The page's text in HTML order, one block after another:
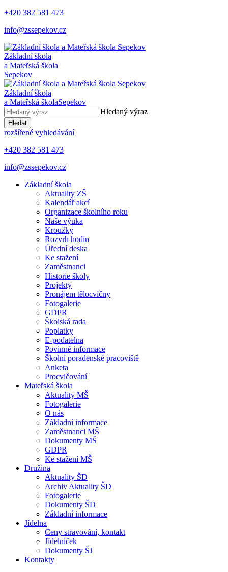
+420 382 581 473
info@zssepekov.cz
Základní škola
a Mateřská škola
Sepekov
Základní škola
a Mateřská školaSepekov
Hledaný výraz
Hledat
rozšířené vyhledávání
+420 382 581 473
info@zssepekov.cz
Základní škola
Aktuality ZŠ
Kalendář akcí
Organizace školního roku
Naše výuka
Kroužky
Rozvrh hodin
Úřední deska
Ke stažení
Zaměstnanci
Historie školy
Projekty
Pronájem tělocvičny
Fotogalerie
GDPR
Školská rada
Poplatky
E-podatelna
Povinné informace
Školní poradenské pracoviště
Anketa
Procvičování
Mateřská škola
Aktuality MŠ
Fotogalerie
O nás
Základní informace
Zaměstnanci MŠ
Dokumenty MŠ
GDPR
Ke stažení MŠ
Družina
Aktuality ŠD
Archiv Aktuality ŠD
Fotogalerie
Dokumenty ŠD
Základní informace
Jídelna
Ceny stravování, kontakt
Jídelníček
Dokumenty ŠJ
Kontakty